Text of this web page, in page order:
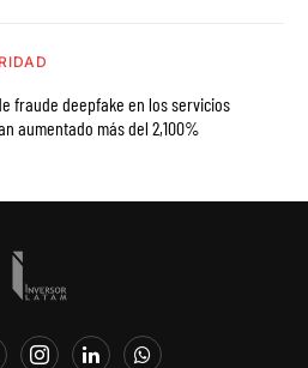
fraude deepfake en los servicios
aumentado más del 2,100%